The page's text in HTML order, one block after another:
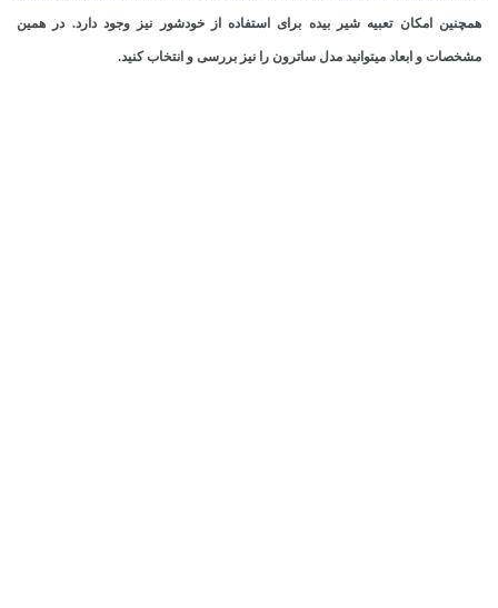
همچنین امکان تعبیه شیر بیده برای استفاده از خودشور نیز وجود دارد. در همین
مشخصات و ابعاد میتوانید مدل ساترون را نیز بررسی و انتخاب کنید.